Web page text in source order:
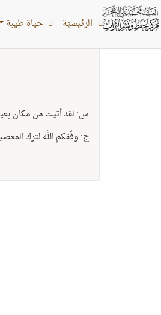
الرئیسیّة حياة طيبة
س: لقد أتيت من مكان
ج: وفّقكم الله لترك